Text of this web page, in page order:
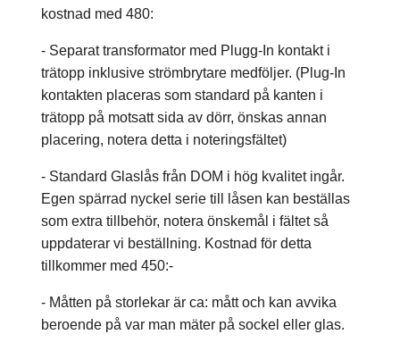
kostnad med 480:
- Separat transformator med Plugg-In kontakt i
trätopp inklusive strömbrytare medföljer. (Plug-In
kontakten placeras som standard på kanten i
trätopp på motsatt sida av dörr, önskas annan
placering, notera detta i noteringsfältet)
- Standard Glaslås från DOM i hög kvalitet ingår.
Egen spärrad nyckel serie till låsen kan beställas
som extra tillbehör, notera önskemål i fältet så
uppdaterar vi beställning. Kostnad för detta
tillkommer med 450:-
- Måtten på storlekar är ca: mått och kan avvika
beroende på var man mäter på sockel eller glas.